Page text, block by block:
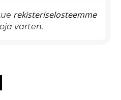
rekisteriselosteemme
varten.